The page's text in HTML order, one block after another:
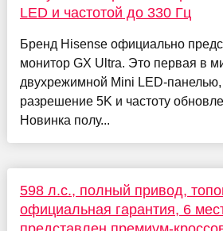
LED и частотой до 330 Гц
Бренд Hisense официально
монитор GX Ultra. Это первая в
двухрежимной Mini LED-
разрешение 5K и частоту
Новинка полу...
598 л.с., полный привод,
официальная гарантия, 6